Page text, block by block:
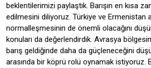
beklentilerimizi paylaştık. Barışın en kısa
edilmesini diliyoruz. Türkiye ve Ermenistan
normalleşmesinin de önemli olacağını
konuları da değerlendirdik. Avrasya
barış geldiğinde daha da güçleneceğini
arasında bir köprü rolü oynamak istiyoruz.